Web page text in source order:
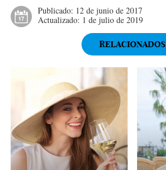
Publicado: 12 de junio de 2017
Actualizado: 1 de julio de 2019
RELACIONADOS